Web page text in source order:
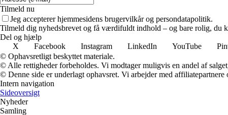
Tilmeld nu
Jeg accepterer hjemmesidens brugervilkår og persondatapolitik.
Tilmeld dig nyhedsbrevet og få værdifuldt indhold – og bare rolig, du
Del og hjælp
X
Facebook Instagram LinkedIn YouTube
© Ophavsretligt beskyttet materiale.
© Alle rettigheder forbeholdes. Vi modtager muligvis en andel af
© Denne side er underlagt ophavsret. Vi arbejder med
Intern navigation
Sideoversigt
Nyheder
Samling